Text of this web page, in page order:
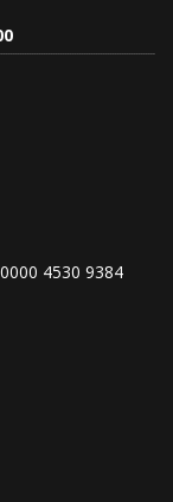
4530 9384